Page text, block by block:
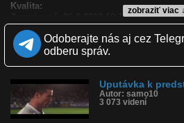
zobraziť viac ↓
Kvalita:
Zverejnené: 26.8.2010 18:16
Páči sa: 68% (19 hlasov)
Obľúbené: 2
Komentárov: 17
Tagy: fifa, real madrid, futbalisti, futbal
História sledovanosti videa:
Odoberajte nás aj cez
odberu správ.
Uputávka k
Autor: samo10
3 073 videní